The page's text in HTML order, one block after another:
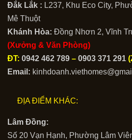
Đắk Lắk : L237, Khu Eco City,
Mê Thuột
Khánh Hòa: Đồng Nhơn 2, Vĩnh
(Xưởng & Văn Phòng)
ĐT: 0942 462 789 – 0903 371 291
Email:
ĐỊA ĐIỂM KHÁC:
Lâm Đồng:
Số 20 Vạn Hạnh, Phường Lâm